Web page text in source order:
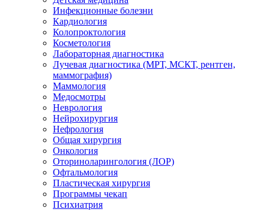
Инфекционные болезни
Кардиология
Колопроктология
Косметология
Лабораторная диагностика
Лучевая диагностика (МРТ, МСКТ, рентген,
маммография)
Маммология
Медосмотры
Неврология
Нейрохирургия
Нефрология
Общая хирургия
Онкология
Оториноларингология (ЛОР)
Офтальмология
Пластическая хирургия
Программы чекап
Психиатрия